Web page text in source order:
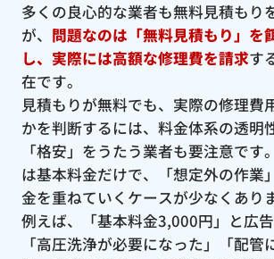
多くの良心的な業者も無料見積もり
が、 問題なのは「無料見積もり」を
し、実際には高額な修理費を請求す
在です。
見積もりが無料でも、実際の修理費
かを判断するには、料金体系の透明
「格安」をうたう業者も要注意です
は基本料金だけで、「想定外の作業
金を重ねていくケースが少なくあり
例えば、「基本料金3,000円」と広告
「高圧洗浄が必要になった」「配管